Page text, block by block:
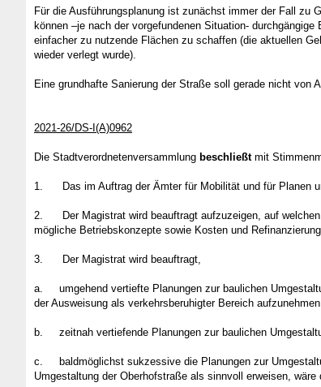
Für die Ausführungsplanung ist zunächst immer der Fall zu
können –je nach der vorgefundenen Situation-
einfacher zu nutzende Flächen zu schaffen (die aktuellen
wieder verlegt wurde).
Eine grundhafte Sanierung der Straße soll gerade nicht von
2021-26/DS-I(A)0962
Die Stadtverordnetenversammlung beschließtmit
1. Das im Auftrag der Ämter für Mobilität und für Planen
2.
Der Magistrat wird beauftragt aufzuzeigen, auf
mögliche Betriebskonzepte sowie Kosten und
3. Der Magistrat wird beauftragt,
a.
umgehend vertiefte Planungen zur baulichen
der Ausweisung als verkehrsberuhigter Bereich
b. zeitnah vertiefende Planungen zur baulichen
c.
baldmöglichst sukzessive die Planungen zur
Umgestaltung der Oberhofstraße als sinnvoll erweisen,